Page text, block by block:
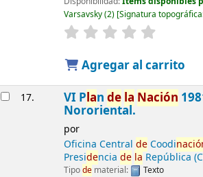
Varsavsky(2) Signatura
Agregar al carrito
17. VI Plan de la Nación
Nororiental.
por
Oficina Central deCoodi
Presidencia de la República
Tipodematerial:
Texto